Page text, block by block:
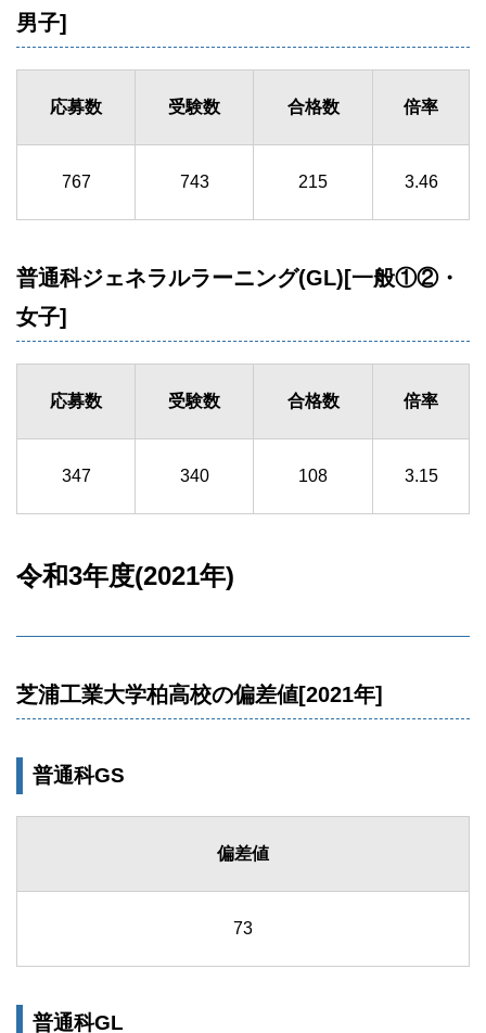
男子]
応募数 受験数 合格数 倍率
767 743 215 3.46
普通科ジェネラルラーニング(GL)[一般①②・
女子]
応募数 受験数 合格数 倍率
347 340 108 3.15
令和3年度(2021年)
芝浦工業大学柏高校の偏差値[2021年]
普通科GS
偏差値
73
普通科GL